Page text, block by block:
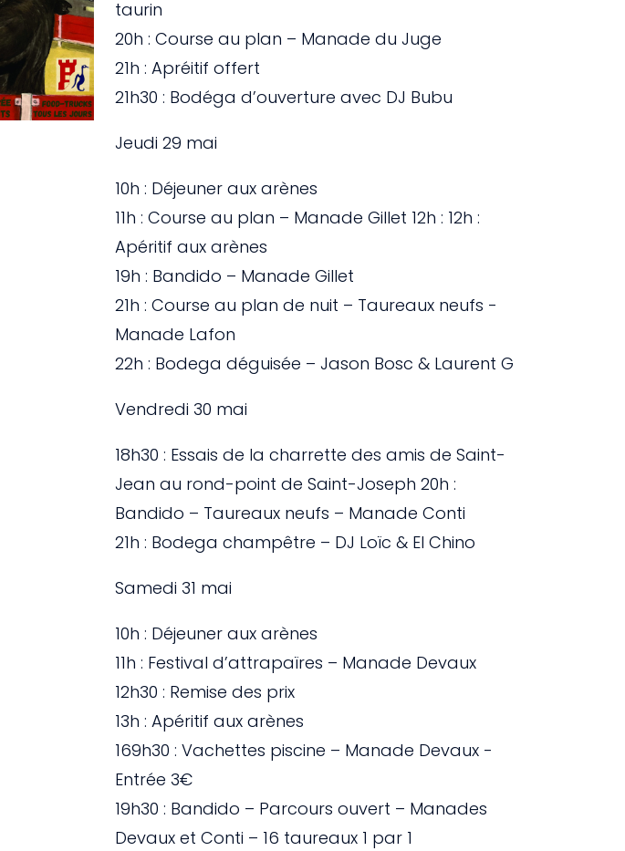
taurin
20h : Course au plan – Manade du Juge
21h : Apréitif offert
21h30 : Bodéga d’ouverture avec DJ Bubu
Jeudi 29 mai
10h : Déjeuner aux arènes
11h : Course au plan – Manade Gillet 12h : 12h :
Apéritif aux arènes
19h : Bandido – Manade Gillet
21h : Course au plan de nuit – Taureaux neufs -
Manade Lafon
22h : Bodega déguisée – Jason Bosc & Laurent G
Vendredi 30 mai
18h30 : Essais de la charrette des amis de Saint-
Jean au rond-point de Saint-Joseph 20h :
Bandido – Taureaux neufs – Manade Conti
21h : Bodega champêtre – DJ Loïc & El Chino
Samedi 31 mai
10h : Déjeuner aux arènes
11h : Festival d’attrapaïres – Manade Devaux
12h30 : Remise des prix
13h : Apéritif aux arènes
169h30 : Vachettes piscine – Manade Devaux -
Entrée 3€
19h30 : Bandido – Parcours ouvert – Manades
Devaux et Conti – 16 taureaux 1 par 1